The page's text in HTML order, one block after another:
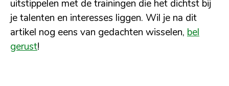
uitstippelen met de trainingen die het dichtst bij
je talenten en interesses liggen. Wil je na dit
artikel nog eens van gedachten wisselen, bel
gerust!